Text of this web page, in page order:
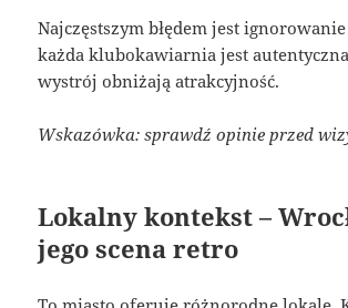
Najczęstszym błędem jest
każda klubokawiarnia jest
wystrój obniżają atrakcyjność.
Wskazówka: sprawdź opinie przed
Lokalny kontekst –
jego scena retro